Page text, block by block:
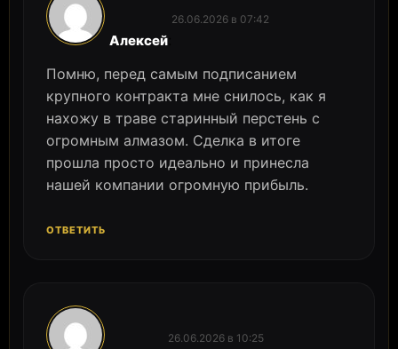
Алексей
26.06.2026 в 07:42
Помню, перед самым подписанием
крупного контракта мне снилось, как я
нахожу в траве старинный перстень с
огромным алмазом. Сделка в итоге
прошла просто идеально и принесла
нашей компании огромную прибыль.
ОТВЕТИТЬ
26.06.2026 в 10:25